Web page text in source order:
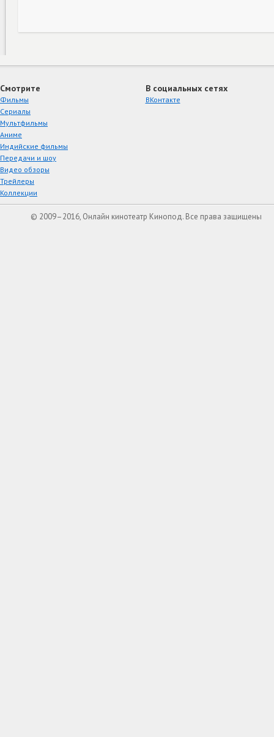
Смотрите
Фильмы
Сериалы
Мультфильмы
Аниме
Индийские фильмы
Передачи и шоу
Видео обзоры
Трейлеры
Коллекции
В социальных сетях
ВКонтакте
© 2009–2016, Онлайн кинотеатр Кинопод. Все права защищены